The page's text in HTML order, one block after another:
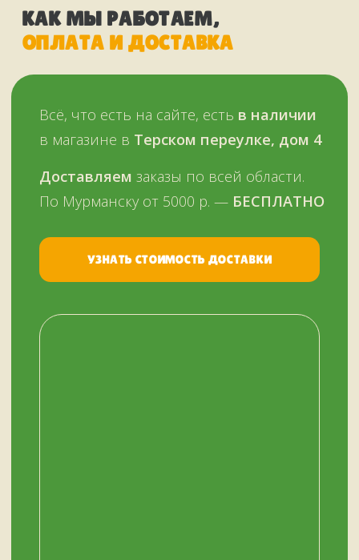
Оплатить можно и наличными,
и картой, в том числе кредитной,
+7 (909) 563-11-00
и в выходные —ежедневно